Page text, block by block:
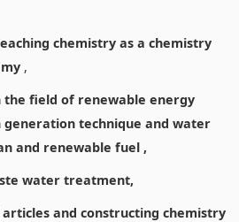
chemistry as a chemistry
,
field of renewable energy
generation technique and water
and renewable fuel ,
water treatment,
and constructing chemistry